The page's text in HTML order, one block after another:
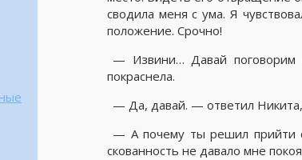
сводила меня с ума. Я
положение. Срочно!
— Извини… Давай поговорим
покраснела.
— Да, давай. — ответил Никита,
— А почему ты решил прийти
скованность не давало мне